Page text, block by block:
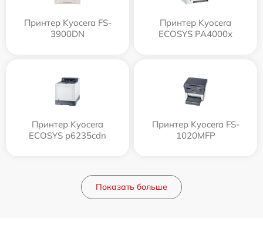
Принтер Kyocera FS-
3900DN
Принтер Kyocera
ECOSYS PA4000x
Принтер Kyocera
ECOSYS p6235cdn
Принтер Kyocera FS-
1020MFP
Показать больше